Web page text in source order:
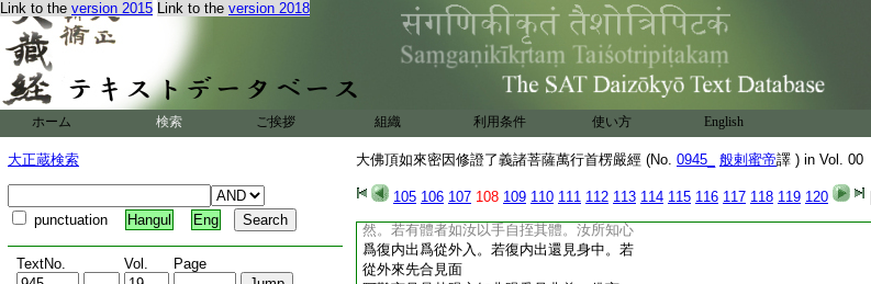
Link to the version 2015 Link to the version 2018
ホーム 検索 ご挨拶 組織 利用条件 使い方 English
大正蔵検索
punctuation Hangul Eng
TextNo. Vol. Page
大佛頂如來密因修證了義諸菩薩萬行首楞嚴經 (No. 0945_ 般剌蜜帝譯 ) in Vol. 00
105 106 107 108 109 110 111 112 113 114 115 116 117 118 119 120
了知心及與眼根。乃在虚空何成在内。若
在虚空自非汝體即應如來今見汝面亦是汝
身。汝眼已知身合非覺。必汝執言身眼兩覺
應有二知。即汝一身應成兩佛。是故應知汝
言見暗名見内者無有是處。阿難言我常聞
佛開示四衆。由心生故種種法生。由法生故
種種心生。我今思惟即思惟體實我心性。隨
所合處心則隨有。亦非内外中間三處
佛告阿難汝今説言由法生故種種心生。隨
所合處心隨有者。是心無體則無所合。若無
然。若有體者如汝以手自挃其體。汝所知心
爲復内出爲從外入。若復内出還見身中。若
從外來先合見面